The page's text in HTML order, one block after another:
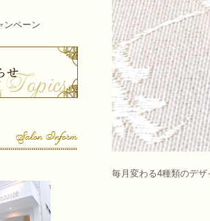
毎月変わる4種類のデ